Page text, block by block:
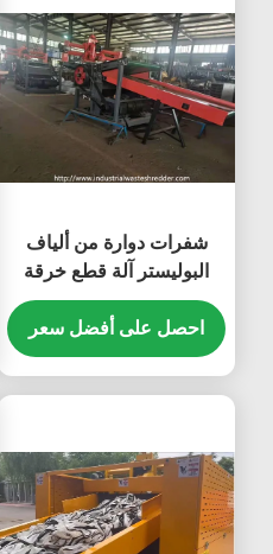
شفرات دوارة من ألياف
البوليستر آلة قطع خرقة
ألياف القطن الداكرون
احصل على أفضل سعر